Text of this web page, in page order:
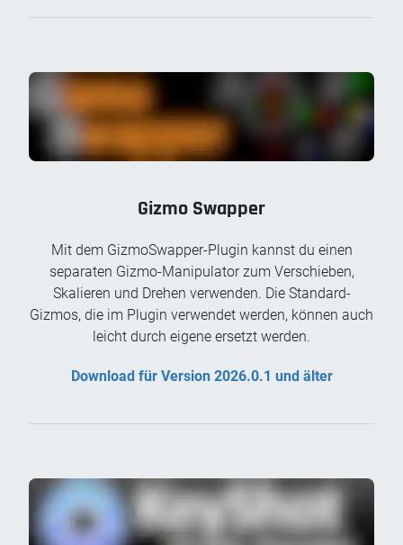
Gizmo Swapper
Mit dem GizmoSwapper-Plugin kannst du einen
separaten Gizmo-Manipulator zum Verschieben,
Skalieren und Drehen verwenden. Die Standard-
Gizmos, die im Plugin verwendet werden, können auch
leicht durch eigene ersetzt werden.
Download für Version 2026.0.1 und älter